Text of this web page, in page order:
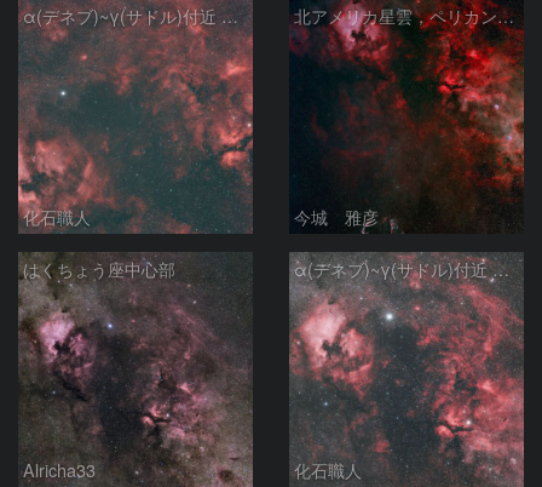
α(デネブ)~γ(サドル)付近 NGC7000 北アメリカ星雲 IC5067~5070 ペリカン星雲 Sh2-112 はくちょう座
化石職人
北アメリカ星雲，ペリカン星雲，サドル付近，クレセント星雲，網状星雲・・・etc
今城 雅彦
はくちょう座中心部
Alricha33
α(デネブ)~γ(サドル)付近 NGC7000 北アメリカ星雲 IC5067~5070 ペリカン星雲 はくちょう座
化石職人